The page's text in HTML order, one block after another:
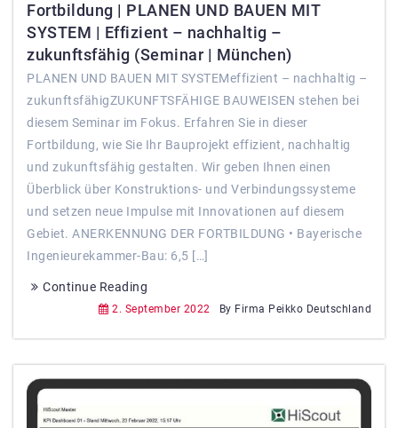
Fortbildung | PLANEN UND BAUEN MIT
SYSTEM | Effizient – nachhaltig –
zukunftsfähig (Seminar | München)
PLANEN UND BAUEN MIT SYSTEMeffizient – nachhaltig –
zukunftsfähigZUKUNFTSFÄHIGE BAUWEISEN stehen bei
diesem Seminar im Fokus. Erfahren Sie in dieser
Fortbildung, wie Sie Ihr Bauprojekt effizient, nachhaltig
und zukunftsfähig gestalten. Wir geben Ihnen einen
Überblick über Konstruktions- und Verbindungssysteme
und setzen neue Impulse mit Innovationen auf diesem
Gebiet. ANERKENNUNG DER FORTBILDUNG • Bayerische
Ingenieurekammer-Bau: 6,5 […]
Continue Reading
2. September 2022 By Firma Peikko Deutschland